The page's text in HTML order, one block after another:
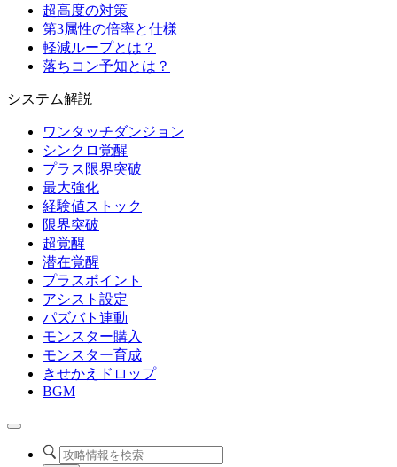
超高度の対策
第3属性の倍率と仕様
軽減ループとは？
落ちコン予知とは？
システム解説
ワンタッチダンジョン
シンクロ覚醒
プラス限界突破
最大強化
経験値ストック
限界突破
超覚醒
潜在覚醒
プラスポイント
アシスト設定
パズバト連動
モンスター購入
モンスター育成
きせかえドロップ
BGM